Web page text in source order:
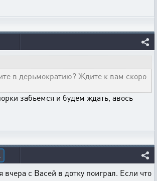
в дерьмократию? Ждите к вам скоро
забьемся и будем ждать, авось
вчера с Васей в дотку поиграл. Если что